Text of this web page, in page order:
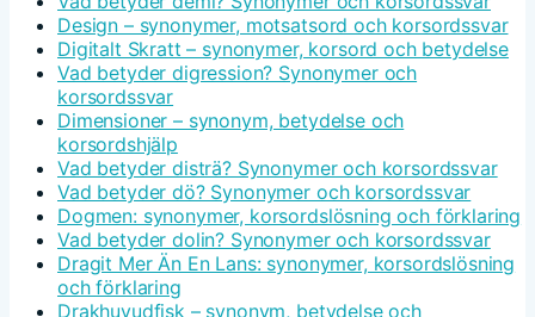
Design – synonymer, motsatsord och korsordssvar
Digitalt Skratt – synonymer, korsord och betydelse
Vad betyder digression? Synonymer och
korsordssvar
Dimensioner – synonym, betydelse och
korsordshjälp
Vad betyder disträ? Synonymer och korsordssvar
Vad betyder dö? Synonymer och korsordssvar
Dogmen: synonymer, korsordslösning och förklaring
Vad betyder dolin? Synonymer och korsordssvar
Dragit Mer Än En Lans: synonymer, korsordslösning
och förklaring
Drakhuvudfisk – synonym, betydelse och